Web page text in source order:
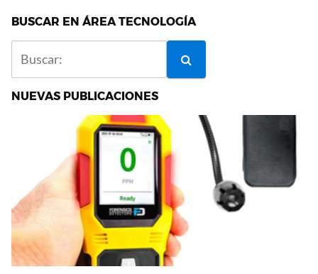
BUSCAR EN ÁREA TECNOLOGÍA
NUEVAS PUBLICACIONES